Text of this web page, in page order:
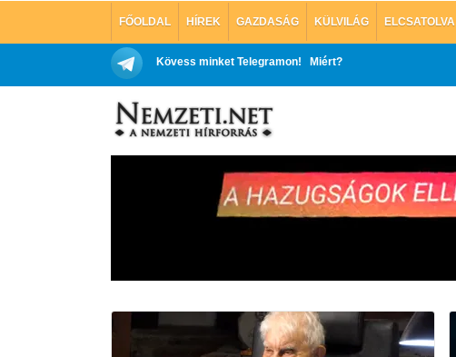
FŐOLDAL HÍREK GAZDASÁG KÜLVILÁG ELCSATOLVA
Kövess minket Telegramon! Miért?